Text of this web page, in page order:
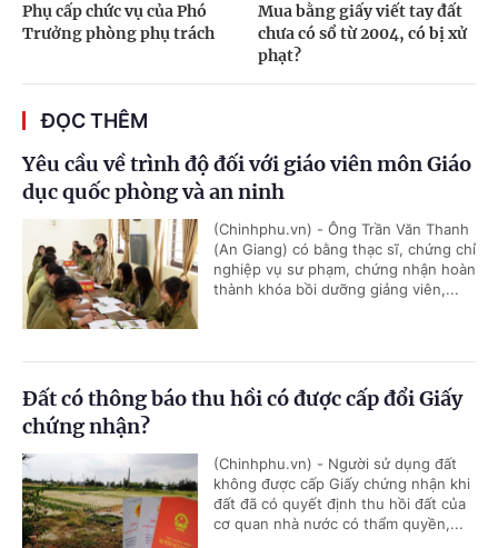
Phụ cấp chức vụ của Phó
Trưởng phòng phụ trách
Mua bằng giấy viết tay đất
chưa có sổ từ 2004, có bị xử
phạt?
ĐỌC THÊM
Yêu cầu về trình độ đối với giáo viên môn Giáo
dục quốc phòng và an ninh
(Chinhphu.vn) - Ông Trần Văn Thanh
(An Giang) có bằng thạc sĩ, chứng chỉ
nghiệp vụ sư phạm, chứng nhận hoàn
thành khóa bồi dưỡng giảng viên,...
Đất có thông báo thu hồi có được cấp đổi Giấy
chứng nhận?
(Chinhphu.vn) - Người sử dụng đất
không được cấp Giấy chứng nhận khi
đất đã có quyết định thu hồi đất của
cơ quan nhà nước có thẩm quyền,...